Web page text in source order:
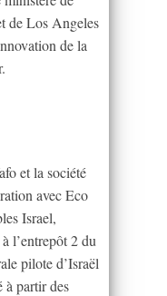
de Los Angeles
de la
et la société
avec Eco
Israel,
l’entrepôt 2 du
pilote d’Israël
à partir des